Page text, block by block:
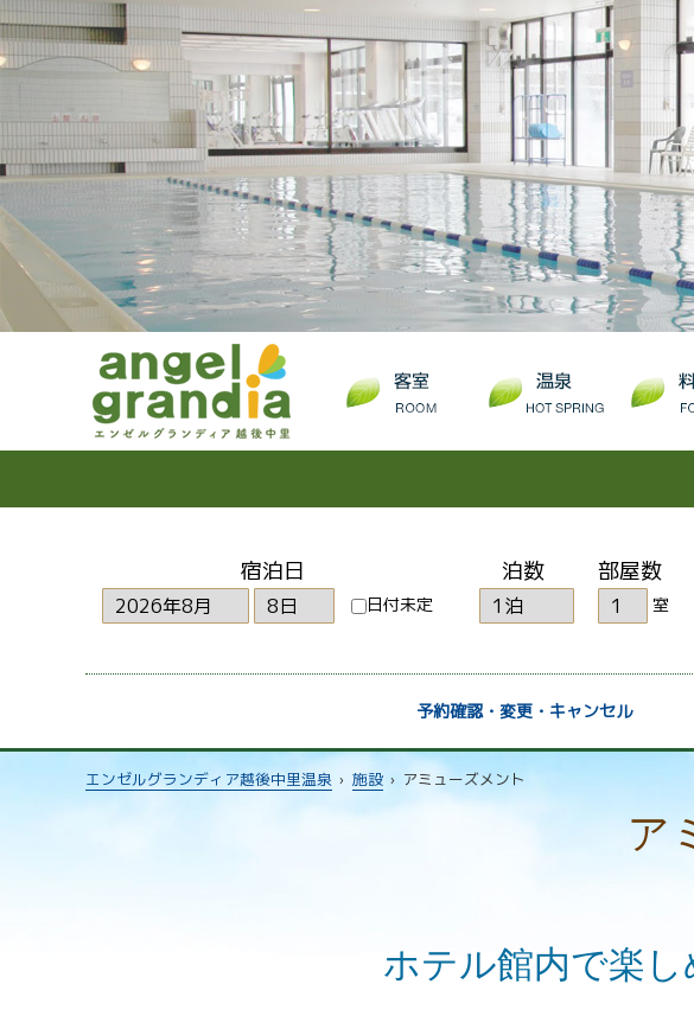
宿泊日
日付未定
泊数 部屋数
室
予約確認・変更・キャンセル
エンゼルグランディア越後中里温泉 › 施設 › アミューズメント
ア
ホテル館内で楽し